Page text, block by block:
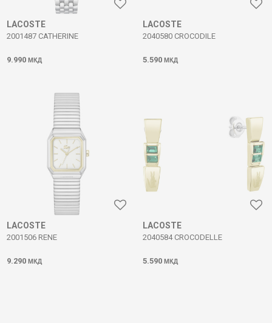
LACOSTE
2001487 CATHERINE
9.990 МКД
LACOSTE
2040580 CROCODILE
5.590 МКД
LACOSTE
2001506 RENE
9.290 МКД
LACOSTE
2040584 CROCODELLE
5.590 МКД